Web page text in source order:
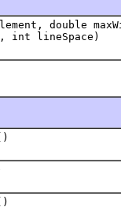
double
int lineSpace)